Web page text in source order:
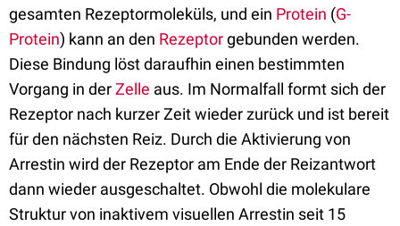
gesamten Rezeptormoleküls, und ein Protein (G-
Protein) kann an den Rezeptorgebunden werden.
Diese Bindung löst daraufhin einen bestimmten
Vorgang in derZelle aus. Im Normalfall formt sich der
Rezeptor nach kurzer Zeit wieder zurück und ist bereit
für den nächsten Reiz. Durch die Aktivierung von
Arrestin wird der Rezeptor am Ende der Reizantwort
dann wieder ausgeschaltet. Obwohl die molekulare
Struktur von inaktivem visuellen Arrestin seit 15